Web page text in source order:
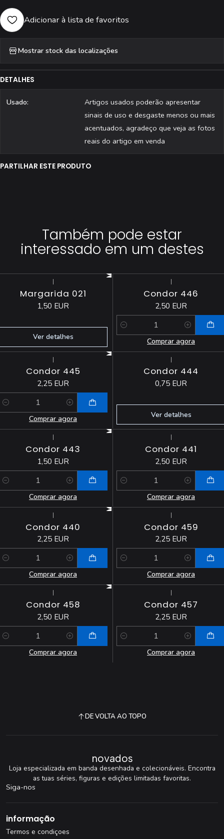
Adicionar à lista de favoritos
Mostrar stock das localizações
DETALHES
Usado:
Artigos usados poderão apresentar
sinais de uso e desgaste menos ou mais
acentuados, agradeço que veja as fotos
reais do artigo em venda
PARTILHAR ESTE PRODUTO
Também pode estar
interessado em um destes
|
Margarida 021
1,50 EUR
Ver detalhes
|
Condor 446
2,50 EUR
Quantidade
Comprar agora
|
Condor 445
2,25 EUR
Comprar agora
|
Condor 444
0,75 EUR
Ver detalhes
|
Condor 443
1,50 EUR
Comprar agora
|
Condor 441
2,50 EUR
Quantidade
Comprar agora
|
Condor 440
2,25 EUR
Comprar agora
|
Condor 459
2,25 EUR
Quantidade
Comprar agora
|
Condor 458
2,50 EUR
Comprar agora
|
Condor 457
2,25 EUR
Quantidade
Comprar agora
DE VOLTA AO TOPO
novados
Loja especializada em banda desenhada e colecionáveis. Encontra
as tuas séries, figuras e edições limitadas favoritas.
Siga-nos
informação
Termos e condiçoes